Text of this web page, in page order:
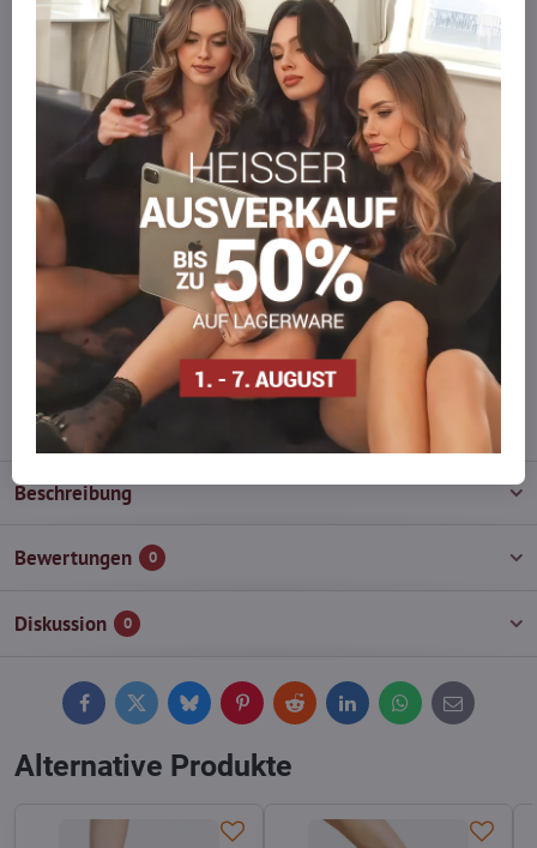
Gesicherte Online-Zahlungen
Ware auf Lager
Wir versenden sofort
Werden Sie Teil von everlady
Werden Sie Teil von everlady und genießen Sie einen5 %
Mitgliedervorteilbei jedem Einkauf.
Der Vorteil wird automatisch im Warenkorb angewendet.
Möchten Sie mehr bestellen, als wir
auf Lager haben?
Zögern Sie nicht, uns zu kontaktieren, wir füllen die Ware für Sie
wieder auf!
info​@everlady​.eu
Beschreibung
Bewertungen 0
Diskussion 0
FacebookTwitterBlueskyPinterestReddit LinkedInWhatsApp
E-
mail
Alternative Produkte